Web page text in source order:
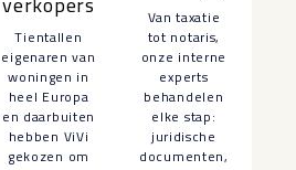
Tientallen
eigenaren van
woningen in
heel Europa
en daarbuiten
hebben ViVi
gekozen om
Van taxatie
tot notaris,
onze interne
experts
behandelen
elke stap:
juridische
documenten,